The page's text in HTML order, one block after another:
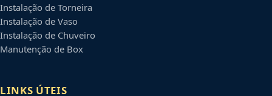
Instalação de Torneira
Instalação de Vaso
Instalação de Chuveiro
Manutenção de Box
LINKS ÚTEIS